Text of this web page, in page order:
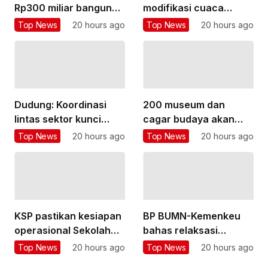
Rp300 miliar bangun
pedestrian deck Dukuh
Top News 20 hours ago
modifikasi cuaca
dilakukan dua kali
Top News 20 hours ago
Dudung: Koordinasi
lintas sektor kunci
penyelesaian program
Top News 20 hours ago
200 museum dan
cagar budaya akan
direvitalisasi, langkah
Top News 20 hours ago
KSP pastikan kesiapan
operasional Sekolah
Rakyat Terintegrasi
Top News 20 hours ago
BP BUMN-Kemenkeu
bahas relaksasi
perpajakan untuk
Top News 20 hours ago